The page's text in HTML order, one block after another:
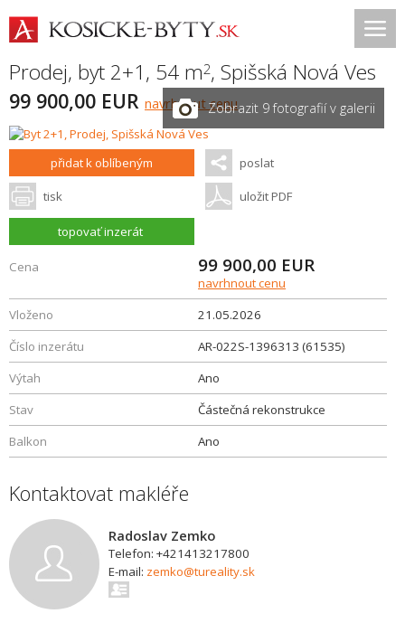
Prodej, byt 2+1, 54 m2, Spišská Nová Ves
99 900,00 EUR navrhnout cenuZobrazit 9 fotografií v galerii
přidat k oblíbeným poslat
tisk uložit PDF
topovať inzerát
Cena 99 900,00 EUR
navrhnout cenu
Vloženo
21.05.2026
Číslo inzerátu
AR-022S-1396313 (61535)
Výtah
Ano
Stav
Částečná rekonstrukce
Balkon
Ano
Kontaktovat makléře
Radoslav Zemko
Telefon: +421413217800
E-mail: zemko@tureality.sk